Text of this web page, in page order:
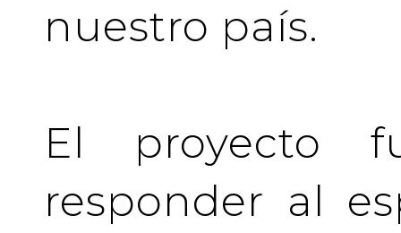
nuestro país.
El proyecto
responder al